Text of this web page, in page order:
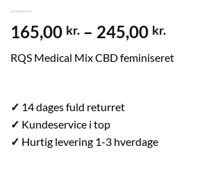
165,00 kr. – 245,00 kr.
RQS Medical Mix CBD feminiseret
✓ 14 dages fuld returret
✓ Kundeservice i top
✓ Hurtig levering 1-3 hverdage